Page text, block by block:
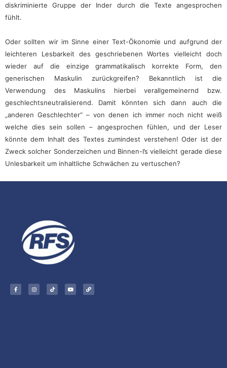
diskriminierte Gruppe der Inder durch die Texte angesprochen
fühlt.
Oder sollten wir im Sinne einer Text-Ökonomie und aufgrund der
leichteren Lesbarkeit des geschriebenen Wortes vielleicht doch
wieder auf die einzige grammatikalisch korrekte Form, den
generischen Maskulin zurückgreifen? Bekanntlich ist die
Verwendung des Maskulins hierbei verallgemeinernd bzw.
geschlechtsneutralisierend. Damit könnten sich dann auch die
„anderen Geschlechter“ – von denen ich immer noch nicht weiß
welche dies sein sollen – angesprochen fühlen, und der Leser
könnte dem Inhalt des Textes zumindest verstehen! Oder ist der
Zweck solcher Sonderzeichen und Binnen-I’s vielleicht gerade diese
Unlesbarkeit um inhaltliche Schwächen zu vertuschen?